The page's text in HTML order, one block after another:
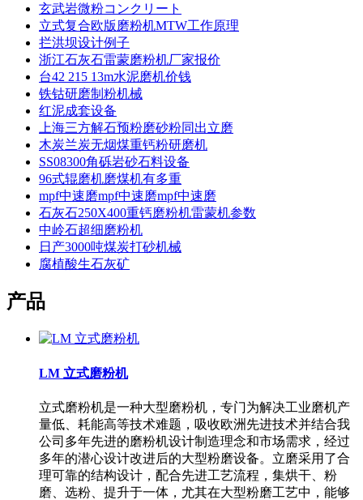
玄武岩微粉コンクリート
立式复合欧版磨粉机MTW工作原理
拦洪坝设计例子
浙江石灰石雷蒙磨粉机厂家报价
台42 215 13m水泥磨机价钱
铁钴研磨制粉机械
红泥成套设备
上海三方解石预粉磨砂粉同出立磨
木炭兰炭无烟煤重钙粉研磨机
SS08300角砾岩砂石料设备
96式辊磨机磨煤机有多重
mpf中速磨mpf中速磨mpf中速磨
石灰石250X400重钙磨粉机雷蒙机参数
中岭石超细磨粉机
日产3000吨煤炭打砂机械
腐植酸生石灰矿
产品
LM 立式磨粉机
立式磨粉机是一种大型磨粉机，专门为解决工业磨机产
量低、耗能高等技术难题，吸收欧洲先进技术并结合我
公司多年先进的磨粉机设计制造理念和市场需求，经过
多年的潜心设计改进后的大型粉磨设备。立磨采用了合
理可靠的结构设计，配合先进工艺流程，集烘干、粉
磨、选粉、提升于一体，尤其在大型粉磨工艺中，能够